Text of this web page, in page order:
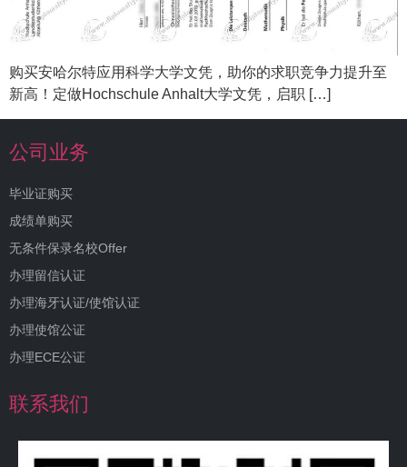
购买安哈尔特应用科学大学文凭，助你的求职竞争力提升至
新高！定做Hochschule Anhalt大学文凭，启职 […]
公司业务
毕业证购买
成绩单购买
无条件保录名校Offer
办理留信认证
办理海牙认证/使馆认证
办理使馆公证
办理ECE公证
联系我们